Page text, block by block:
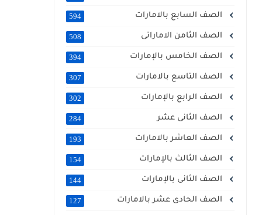
الصف السابع بالامارات 594
الصف الثامن الاماراتى 508
الصف الخامس بالإمارات 394
الصف التاسع بالامارات 307
الصف الرابع بالإمارات 302
الصف الثانى عشر 284
الصف العاشر بالامارات 193
الصف الثالث بالإمارات 154
الصف الثانى بالإمارات 144
الصف الحادى عشر بالامارات 127